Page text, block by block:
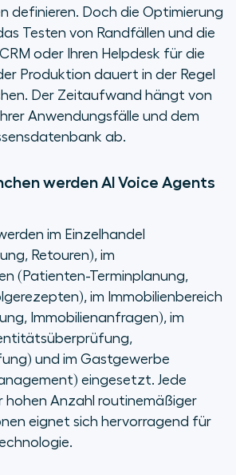
definieren. Doch die Optimierung
Testen von Randfällen und die
oder Ihren Helpdesk für die
Produktion dauert in der Regel
Der Zeitaufwand hängt von
Anwendungsfälle und dem
ab.
werden AI Voice Agents
im Einzelhandel
Retouren), im
(Patienten-Terminplanung,
im Immobilienbereich
Immobilienanfragen), im
und im Gastgewerbe
eingesetzt. Jede
hohen Anzahl routinemäßiger
eignet sich hervorragend für